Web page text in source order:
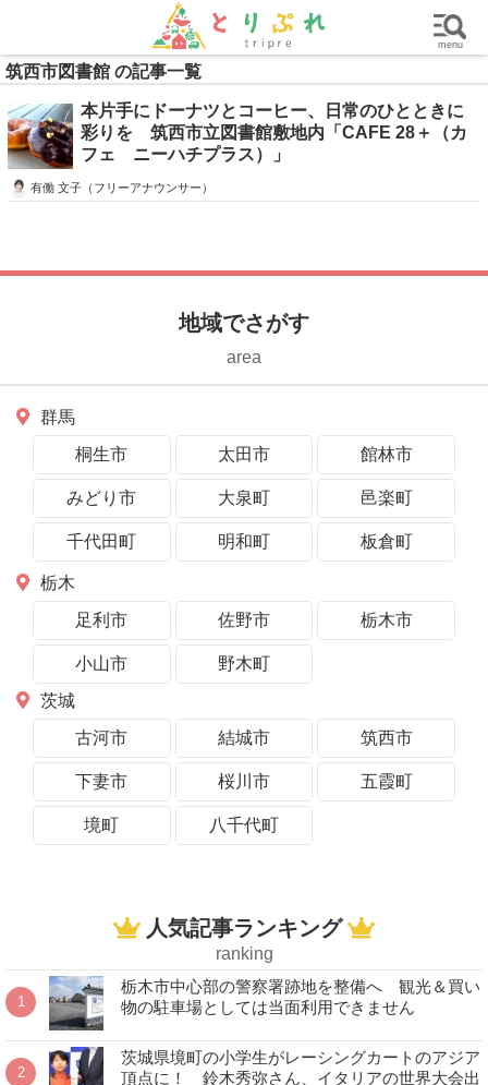
茨城 グルメ 買い物 子育て
筑西市図書館 の記事一覧
本片手にドーナツとコーヒー、日常のひとときに
彩りを 筑西市立図書館敷地内「CAFE 28＋（カ
フェ ニーハチプラス）」
有働 文子（フリーアナウンサー）
地域でさがす
area
群馬
桐生市
太田市 館林市
みどり市 大泉町 邑楽町
千代田町 明和町 板倉町
栃木
足利市
佐野市 栃木市
小山市
野木町
茨城
古河市
結城市 筑西市
下妻市 桜川市 五霞町
境町 八千代町
人気記事ランキング
ranking
栃木市中心部の警察署跡地を整備へ 観光＆買い
物の駐車場としては当面利用できません
茨城県境町の小学生がレーシングカートのアジア
頂点に！ 鈴木秀弥さん、イタリアの世界大会出
menu